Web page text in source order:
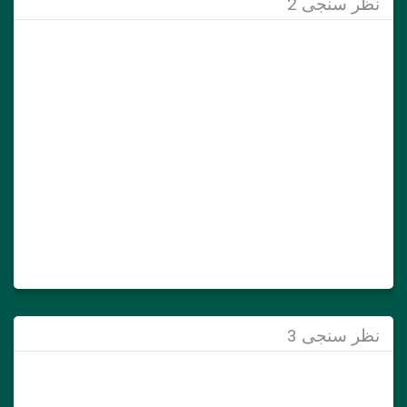
نظر سنجی 3